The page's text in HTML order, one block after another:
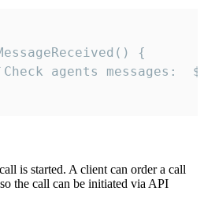
{
is started. A client can order a call
the call can be initiated via API